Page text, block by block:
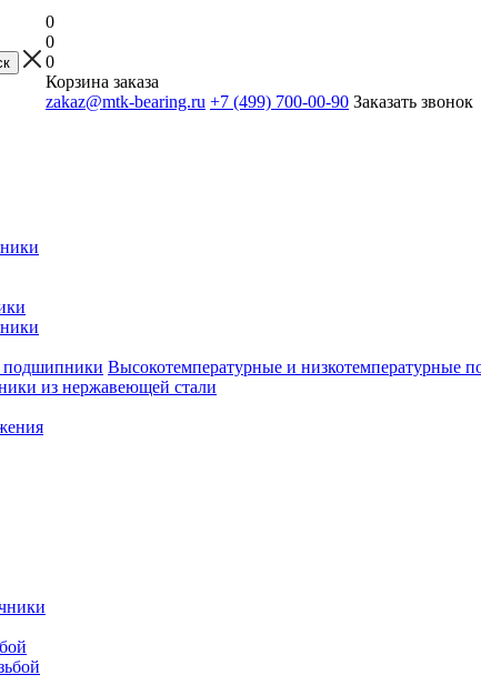
0
0
0
Корзина заказа
zakaz@mtk-bearing.ru +7 (499) 700-00-90 Заказать звонок
Высокотемпературные и низкотемпературные
из нержавеющей стали